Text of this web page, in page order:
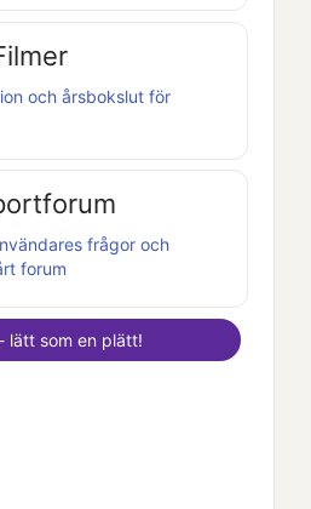
och årsbokslut för
frågor och
forum
lätt som en plätt!